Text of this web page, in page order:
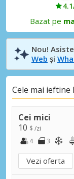
Bazat pe
Nou!
Web și
Cele mai
Cei mici
10 $ /zi
4
3
Vezi oferta